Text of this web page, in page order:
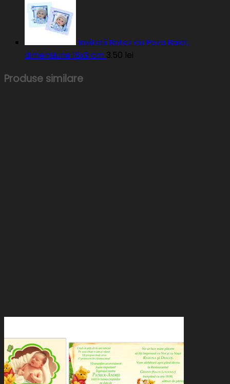
Invitatii Botez cu Poza Baiat,
dimensiune 18x9 cm 3.50 lei
Produse similare